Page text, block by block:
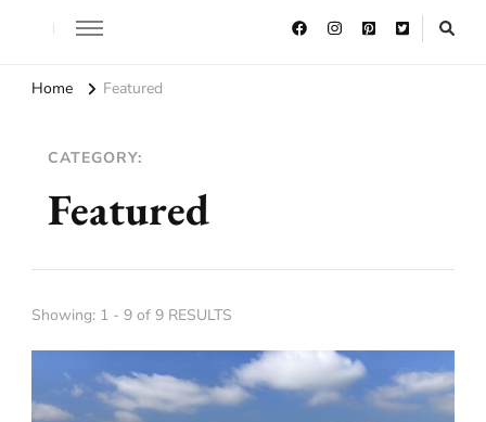
Home Featured
CATEGORY:
Featured
Showing: 1 - 9 of 9 RESULTS